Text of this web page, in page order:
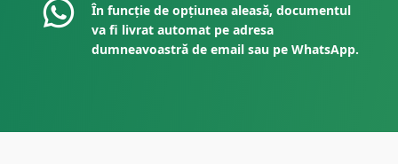
În funcție de opțiunea aleasă, documentul
va fi livrat automat pe adresa
dumneavoastră de email sau pe WhatsApp.